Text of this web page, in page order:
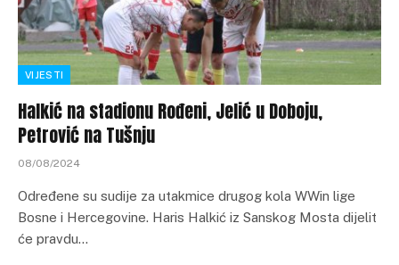
VIJESTI
Halkić na stadionu Rođeni, Jelić u Doboju,
Petrović na Tušnju
08/08/2024
Određene su sudije za utakmice drugog kola WWin lige
Bosne i Hercegovine. Haris Halkić iz Sanskog Mosta dijelit
će pravdu…